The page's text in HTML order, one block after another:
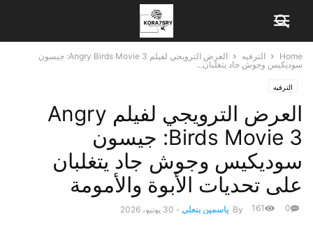
Home الترفيه
العرض الترويجي لفيلم Angry Birds Movie 3: جيسون
سوديكيس وجوش جاد يتغلبان...
الترفيه
العرض الترويجي لفيلم Angry
Birds Movie 3: جيسون
سوديكيس وجوش جاد يتغلبان
على تحديات الأبوة والأمومة
By ياسمين بنعلي - 30 يونيو، 2026 0
161